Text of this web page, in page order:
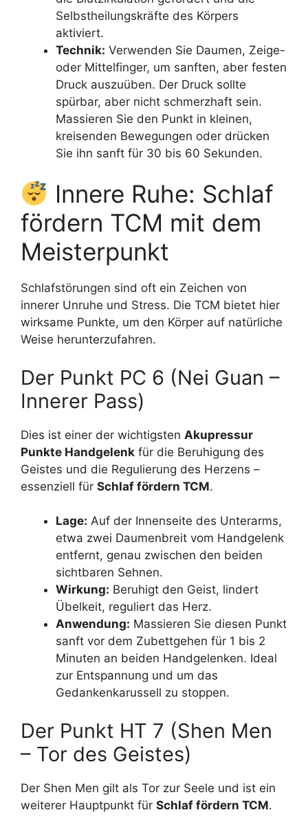
Selbstheilungskräfte des Körpers
aktiviert.
Technik: Verwenden Sie Daumen, Zeige-
oder Mittelfinger, um sanften, aber festen
Druck auszuüben. Der Druck sollte
spürbar, aber nicht schmerzhaft sein.
Massieren Sie den Punkt in kleinen,
kreisenden Bewegungen oder drücken
Sie ihn sanft für 30 bis 60 Sekunden.
Innere Ruhe: Schlaf
fördern TCM mit dem
Meisterpunkt
Schlafstörungen sind oft ein Zeichen von
innerer Unruhe und Stress. Die TCM bietet hier
wirksame Punkte, um den Körper auf natürliche
Weise herunterzufahren.
Der Punkt PC 6 (Nei Guan –
Innerer Pass)
Dies ist einer der wichtigsten Akupressur
Punkte Handgelenk für die Beruhigung des
Geistes und die Regulierung des Herzens –
essenziell für Schlaf fördern TCM.
Lage: Auf der Innenseite des Unterarms,
etwa zwei Daumenbreit vom Handgelenk
entfernt, genau zwischen den beiden
sichtbaren Sehnen.
Wirkung: Beruhigt den Geist, lindert
Übelkeit, reguliert das Herz.
Anwendung: Massieren Sie diesen Punkt
sanft vor dem Zubettgehen für 1 bis 2
Minuten an beiden Handgelenken. Ideal
zur Entspannung und um das
Gedankenkarussell zu stoppen.
Der Punkt HT 7 (Shen Men
– Tor des Geistes)
Der Shen Men gilt als Tor zur Seele und ist ein
weiterer Hauptpunkt für Schlaf fördern TCM.